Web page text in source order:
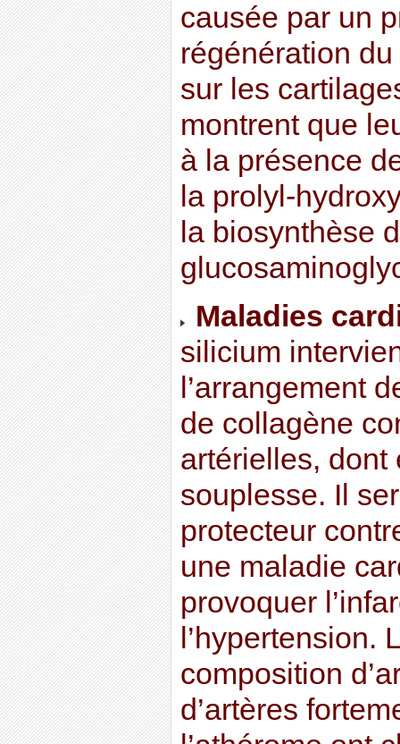
causée par un
régénération
sur les
montrent que
à la présence
la prolyl-
la biosynthèse
Maladies
silicium
l’arrangement
de collagène
artérielles, dont
souplesse. Il
protecteur
une maladie
provoquer
l’hypertension.
composition
d’artères